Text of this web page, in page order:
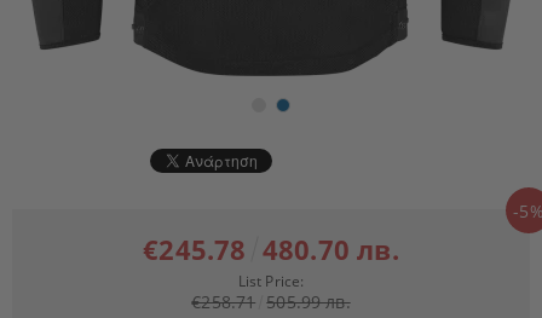
-
€245.78 480.70 лв.
List Price:
€258.71 505.99 лв.